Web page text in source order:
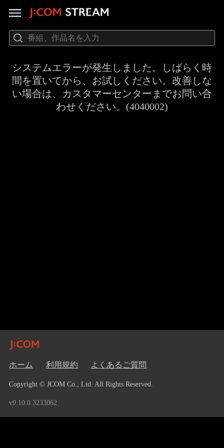
システムエラーが発生しました。しばらく時
間を置いてから、お試しください。改善しな
い場合は、カスタマーセンターまでお問い合
わせください。(4040002)
ホーム 利用規約 よくあるご質問
Copyright © JCOM Co., Ltd. All Rights Reserved.
v9.10.0.3233062